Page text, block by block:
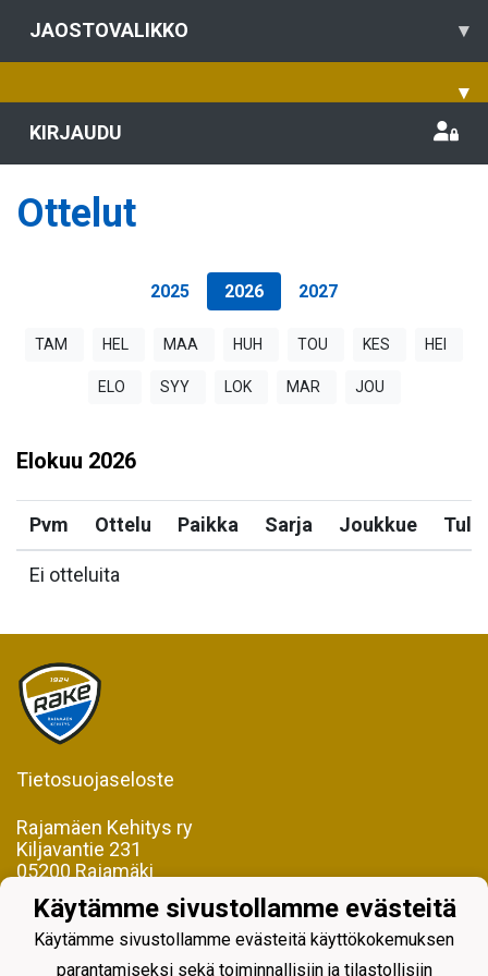
JAOSTOVALIKKO ▾
▾
KIRJAUDU
Ottelut
2025 2026 2027
TAM HEL MAA HUH TOU KES HEI
ELO SYY LOK MAR JOU
Elokuu 2026
Pvm Ottelu Paikka Sarja Joukkue
Ei otteluita
Tietosuojaseloste
Rajamäen Kehitys ry
Kiljavantie 231
05200 Rajamäki
Y-tunnus 0598128-2
Käytämme sivustollamme evästeitä
Käytämme sivustollamme evästeitä käyttökokemuksen
parantamiseksi sekä toiminnallisiin ja tilastollisiin